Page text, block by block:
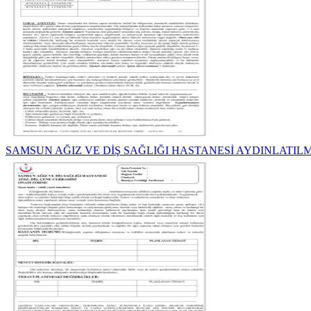
SAMSUN AĞIZ VE DİŞ SAĞLIĞI HASTANESİ